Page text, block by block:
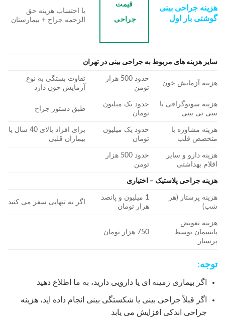
هزینه جراحی بینی
گوشتی بار اول
قیمت
جراحی
با احتساب هزینه حق
الزحمه جراح + بیمارستان
سایر هزینه های مربوط به جراحی بینی در تهران
هزینه آزمایش خون
حدود 500 هزار
تومن
تفاوت بستگی به نوع
آزمایش خون دارد
هزینه سونوگرافی یا
سی تی بینی
حدود یک میلیون
تومان
طبق دستور جراح
هزینه مشاوره با
متخصص قلب
حدود یک میلیون
تومان
برای افراد بالای 40 سال یا
بیماران قلبی
هزینه دارو و سایر
اقلام بهداشتی
حدود 500 هزار
تومن
هزینه جراحی پلاستیک – اختیاری
هزینه پرستار (هر
شب)
1 میلیون و پانصد
هزار تومان
اگر به تنهایی سفر می کنید
هزینه تعویض
پانسمان توسط
پرستار
750 هزار تومان
توجه:
اگر بیماری زمینه ای یا دارویی دارید، به ما اطلاع دهید
اگر قبلاً جراحی بینی یا شکستگی بینی انجام داده اید، هزینه
جراحی اندکی افزایش می یابد